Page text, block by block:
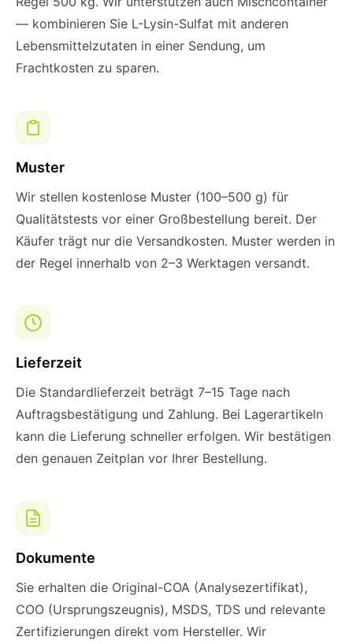
— kombinieren Sie L-Lysin-Sulfat mit anderen
Lebensmittelzutaten in einer Sendung, um
Frachtkosten zu sparen.
Muster
Wir stellen kostenlose Muster (100–500 g) für
Qualitätstests vor einer Großbestellung bereit. Der
Käufer trägt nur die Versandkosten. Muster werden in
der Regel innerhalb von 2–3 Werktagen versandt.
Lieferzeit
Die Standardlieferzeit beträgt 7–15 Tage nach
Auftragsbestätigung und Zahlung. Bei Lagerartikeln
kann die Lieferung schneller erfolgen. Wir bestätigen
den genauen Zeitplan vor Ihrer Bestellung.
Dokumente
Sie erhalten die Original-COA (Analysezertifikat),
COO (Ursprungszeugnis), MSDS, TDS und relevante
Zertifizierungen direkt vom Hersteller. Wir